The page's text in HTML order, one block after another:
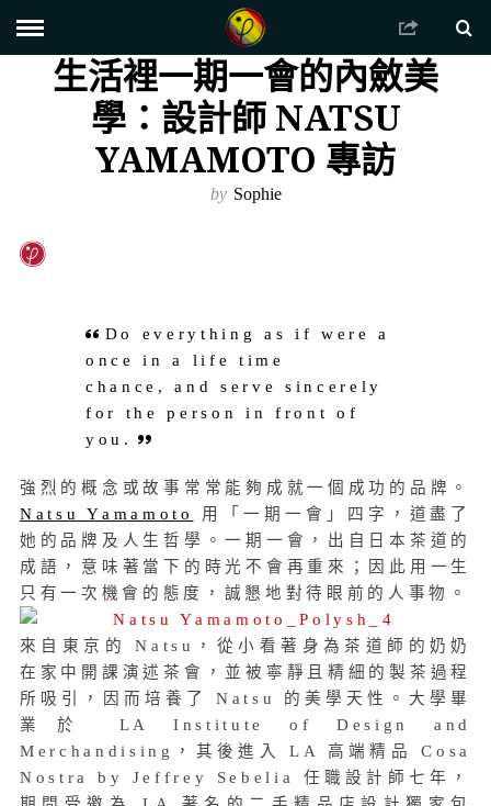
生活裡一期一會的內斂美
學：設計師 NATSU
YAMAMOTO 專訪
by Sophie
Do everything as if were a
once in a life time
chance, and serve sincerely
for the person in front of
you.
強烈的概念或故事常常能夠成就一個成功的品牌。
Natsu Yamamoto
用「一期一會」四字，道盡了
她的品牌及人生哲學。一期一會，出自日本茶道的
成語，意味著當下的時光不會再重來；因此用一生
只有一次機會的態度，誠懇地對待眼前的人事物。
來自東京的 Natsu，從小看著身為茶道師的奶奶
在家中開課演述茶會，並被寧靜且精細的製茶過程
所吸引，因而培養了 Natsu 的美學天性。大學畢
業於 LA Institute of Design and
Merchandising，其後進入 LA 高端精品 Cosa
Nostra by Jeffrey Sebelia 任職設計師七年，